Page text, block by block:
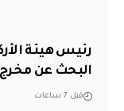
رئيس هيئة
البحث عن مخرج
قبل 7 ساعات